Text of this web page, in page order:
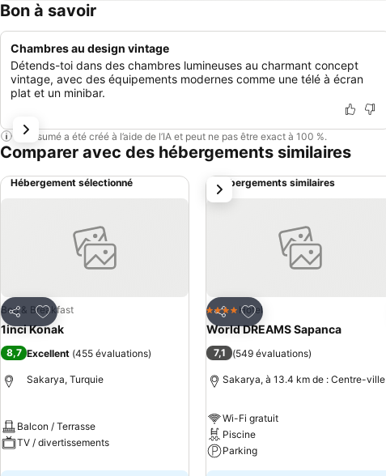
Bon à savoir
Chambres au design vintage
Détends-toi dans des chambres lumineuses au charmant concept
vintage, avec des équipements modernes comme une télé à écran
plat et un minibar.
Ce résumé a été créé à l’aide de l’IA et peut ne pas être exact à 100 %.
Comparer avec des hébergements similaires
Hébergement sélectionné
Partager
Ajouter à mes favoris
Bed & Breakfast
1inci Konak
8,7 Excellent (455 évaluations)
Sakarya, Turquie
Balcon / Terrasse
TV / divertissements
Hébergements similaires
Partager
Ajouter à mes favoris
4 ÉtoilesHotel
World DREAMS Sapanca
7,1 (549 évaluations)
Sakarya, à 13.4 km de : Centre-ville
Wi-Fi gratuit
Piscine
Parking
suivant